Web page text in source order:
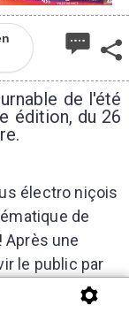
de l'été
édition, du 26
électro niçois
de
Après une
le public par
complète du